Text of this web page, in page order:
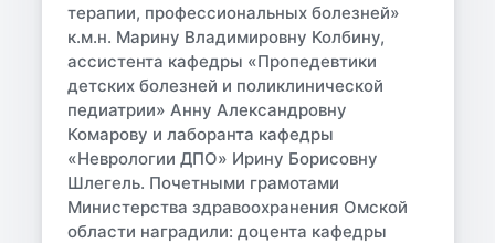
терапии, профессиональных болезней»
к.м.н. Марину Владимировну Колбину,
ассистента кафедры «Пропедевтики
детских болезней и поликлинической
педиатрии» Анну Александровну
Комарову и лаборанта кафедры
«Неврологии ДПО» Ирину Борисовну
Шлегель. Почетными грамотами
Министерства здравоохранения Омской
области наградили: доцента кафедры